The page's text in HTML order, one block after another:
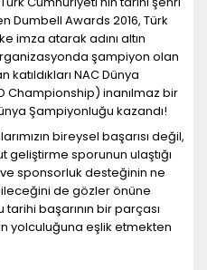
Dumbell Awards 2016, Türk
imza atarak adını altın
şampiyon olan
NAC Dünya
Championship) inanılmaz bir
Şampiyonluğu kazandı!
bireysel başarısı değil,
geliştirme sporunun ulaştığı
sponsorluk desteğinin ne
de gözler önüne
başarının bir parçası
yolculuğuna eşlik etmekten